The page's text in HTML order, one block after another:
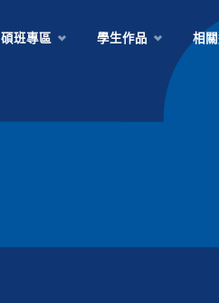
碩班專區 學生作品 相